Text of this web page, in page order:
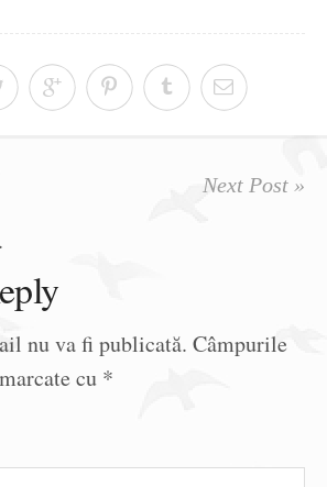
Next Post »
nu va fi publicată. Câmpurile
cu *